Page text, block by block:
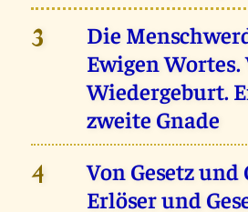
3
Die
Ewigen Wortes.
Wiedergeburt.
zweite Gnade
4
Von Gesetz und
Erlöser und